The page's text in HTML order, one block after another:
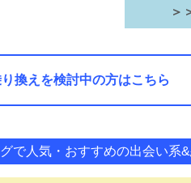
＞
換えを検討中の方はこちら
で人気・おすすめの出会い系